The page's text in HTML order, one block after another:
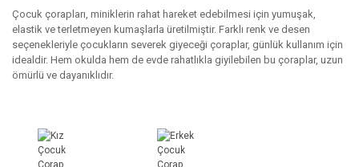
Çocuk çorapları, miniklerin rahat hareket edebilmesi için yumuşak,
elastik ve terletmeyen kumaşlarla üretilmiştir. Farklı renk ve desen
seçenekleriyle çocukların severek giyeceği çoraplar, günlük kullanım için
idealdir. Hem okulda hem de evde rahatlıkla giyilebilen bu çoraplar, uzun
ömürlü ve dayanıklıdır.